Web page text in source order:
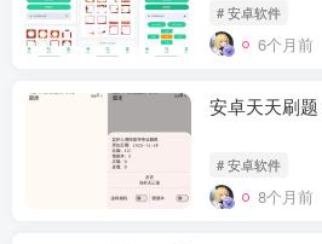
# 安卓软件
6个月前
安卓天天刷题
# 安卓软件
8个月前